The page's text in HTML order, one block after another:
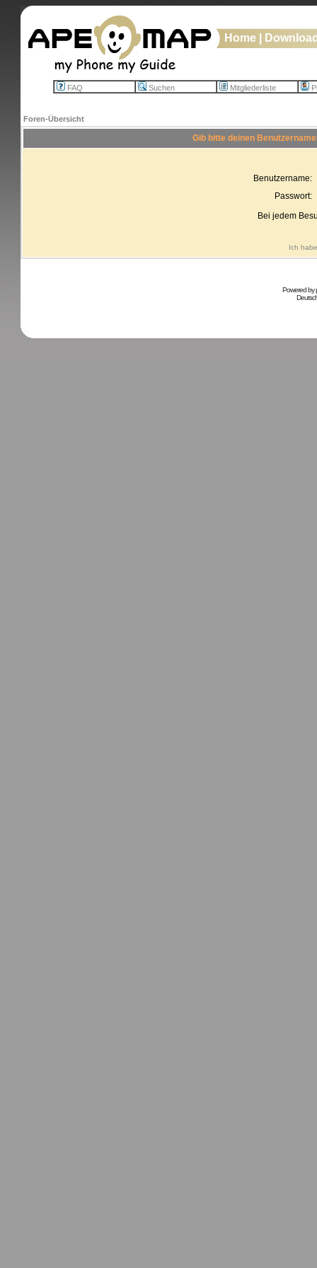
Home
FAQ Suchen Mitgliederliste
Foren-Übersicht
Gib bitte deinen
Benutzername:
Passwort:
Bei jedem
Ich
Powered by